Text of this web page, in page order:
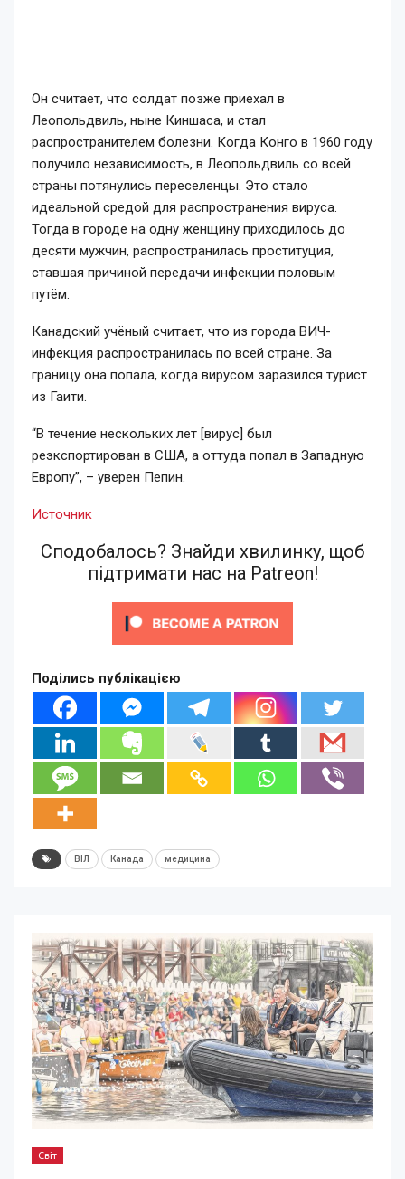
Он считает, что солдат позже приехал в
Леопольдвиль, ныне Киншаса, и стал
распространителем болезни. Когда Конго в 1960 году
получило независимость, в Леопольдвиль со всей
страны потянулись переселенцы. Это стало
идеальной средой для распространения вируса.
Тогда в городе на одну женщину приходилось до
десяти мужчин, распространилась проституция,
ставшая причиной передачи инфекции половым
путём.
Канадский учёный считает, что из города ВИЧ-
инфекция распространилась по всей стране. За
границу она попала, когда вирусом заразился турист
из Гаити.
“В течение нескольких лет [вирус] был
реэкспортирован в США, а оттуда попал в Западную
Европу”, – уверен Пепин.
Источник
Сподобалось? Знайди хвилинку, щоб
підтримати нас на Patreon!
Поділись публікацією
ВІЛ Канада медицина
Світ